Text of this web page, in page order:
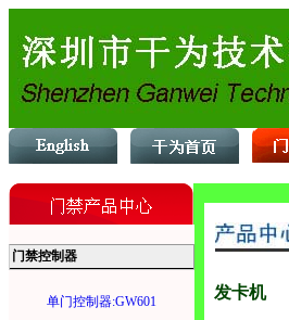
门禁控制器
单门控制器:GW601
发卡机